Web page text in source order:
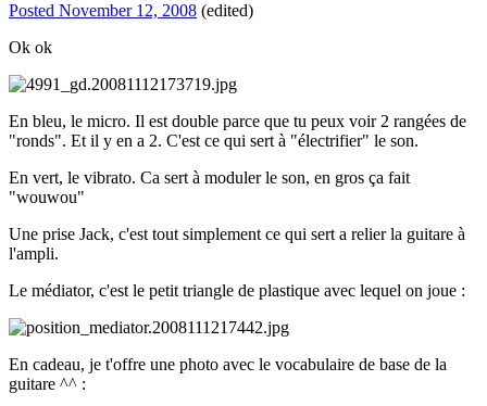
Posted November 12, 2008 (edited)
Ok ok
En bleu, le micro. Il est double parce que tu peux voir 2 rangées de
"ronds". Et il y en a 2. C'est ce qui sert à "électrifier" le son.
En vert, le vibrato. Ca sert à moduler le son, en gros ça fait
"wouwou"
Une prise Jack, c'est tout simplement ce qui sert a relier la guitare à
l'ampli.
Le médiator, c'est le petit triangle de plastique avec lequel on joue :
En cadeau, je t'offre une photo avec le vocabulaire de base de la
guitare ^^ :